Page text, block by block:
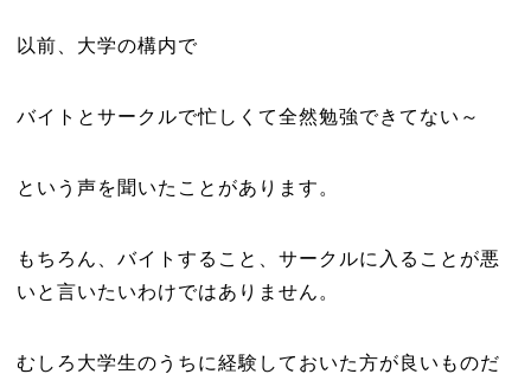
以前、大学の構内で
バイトとサークルで忙しくて全然勉強できてない～
という声を聞いたことがあります。
もちろん、バイトすること、サークルに入ることが悪
いと言いたいわけではありません。
むしろ大学生のうちに経験しておいた方が良いものだ